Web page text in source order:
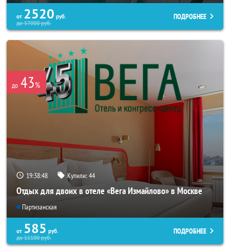
от 2520 руб.
до57000руб.
ПОДРОБНЕЕ
до 43%
19:38:46 Купили:44
Отдых для двоих в отеле «Вега Измайлово» в Москве
Партизанская
от 585 руб.
до11100руб.
ПОДРОБНЕЕ